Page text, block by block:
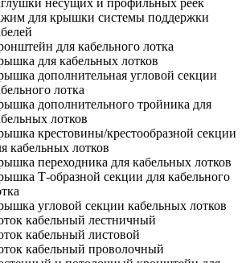
для крышки системы поддержки
для кабельного лотка
для кабельных лотков
дополнительная угловой секции
лотка
дополнительного тройника для
лотков
крестовины/крестообразной секции
кабельных лотков
переходника для кабельных лотков
Т-образной секции для кабельного
угловой секции кабельных лотков
кабельный лестничный
кабельный листовой
кабельный проволочный